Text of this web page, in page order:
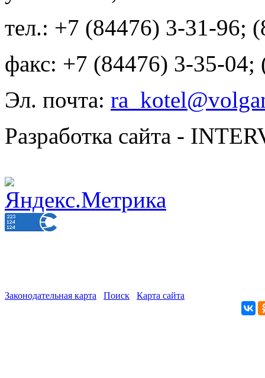
тел.: +7 (84476) 3-31-96;
факс: +7 (84476) 3-35-04;
Эл. почта:
Разработка сайта -
Законодательная карта Поиск Карта сайта